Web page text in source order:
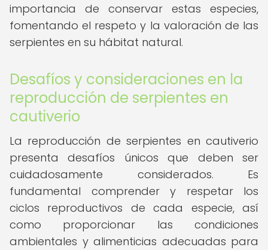
importancia de conservar estas especies,
fomentando el respeto y la valoración de las
serpientes en su hábitat natural.
Desafíos y consideraciones en la
reproducción de serpientes en
cautiverio
La reproducción de serpientes en cautiverio
presenta desafíos únicos que deben ser
cuidadosamente considerados. Es
fundamental comprender y respetar los
ciclos reproductivos de cada especie, así
como proporcionar las condiciones
ambientales y alimenticias adecuadas para